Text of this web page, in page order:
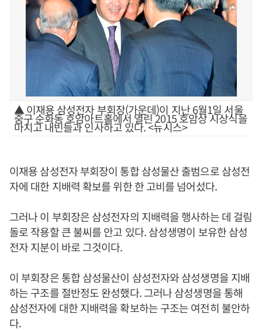
▲ 이재용 삼성전자 부회장(가운데)이 지난 6월1일 서울
중구 순화동 호암아트홀에서 열린 2015 호암상 시상식을
마치고 내빈들과 인사하고 있다. <뉴시스>
이재용 삼성전자 부회장이 통합 삼성물산 출범으로 삼성전
자에 대한 지배력 확보를 위한 한 고비를 넘어섰다.
그러나 이 부회장은 삼성전자의 지배력을 행사하는 데 걸림
돌로 작용할 큰 불씨를 안고 있다. 삼성생명이 보유한 삼성
전자 지분이 바로 그것이다.
이 부회장은 통합 삼성물산이 삼성전자와 삼성생명을 지배
하는 구조를 절반정도 완성했다. 그러나 삼성생명을 통해
삼성전자에 대한 지배력을 확보하는 구조는 여전히 불안하
다.